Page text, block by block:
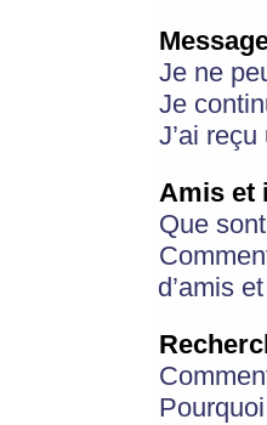
Je ne
Je
J’ai
Amis et
Que
d’amis